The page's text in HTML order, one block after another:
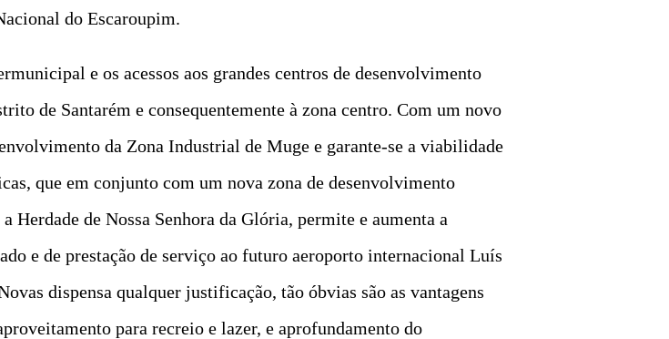
do Escaroupim.
e os acessos aos grandes centros de desenvolvimento
de Santarém e consequentemente à zona centro. Com um novo
da Zona Industrial de Muge e garante-se a viabilidade
que em conjunto com um nova zona de desenvolvimento
Herdade de Nossa Senhora da Glória, permite e aumenta a
e de prestação de serviço ao futuro aeroporto internacional Luís
dispensa qualquer justificação, tão óbvias são as vantagens
para recreio e lazer, e aprofundamento do